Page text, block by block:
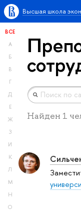
Высшая школа
ВСЕ
А
Б
В
Г
Д
Е
Ж
З
И
К
Л
М
Н
О
Найден 1